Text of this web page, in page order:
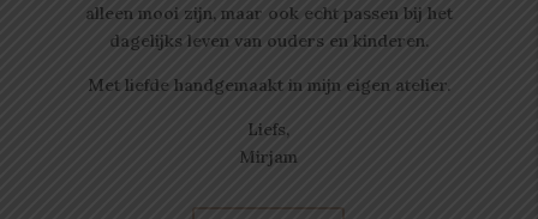
alleen mooi zijn, maar ook echt passen bij het
dagelijks leven van ouders en kinderen.
Met liefde handgemaakt in mijn eigen atelier.
Liefs,
Mirjam